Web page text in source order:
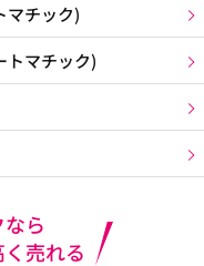
マチック)
トマチック)
ら
売れる